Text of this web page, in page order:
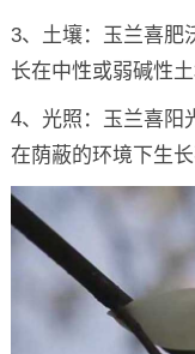
3、土壤：玉兰喜肥
长在中性或弱碱性土
4、光照：玉兰喜阳
在荫蔽的环境下生长